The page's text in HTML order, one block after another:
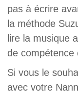
pas à écrire
la méthode
lire la musique
de compétence
Si vous le
avec votre